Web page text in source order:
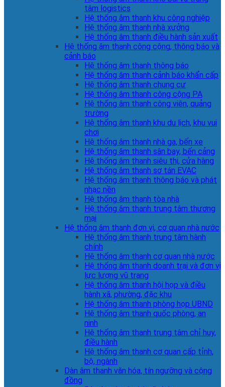
tâm logistics
Hệ thống âm thanh khu công nghiệp
Hệ thống âm thanh nhà xưởng
Hệ thống âm thanh điều hành sản xuất
Hệ thống âm thanh công cộng, thông báo và
cảnh báo
Hệ thống âm thanh thông báo
Hệ thống âm thanh cảnh báo khẩn cấp
Hệ thống âm thanh chung cư
Hệ thống âm thanh công cộng PA
Hệ thống âm thanh công viên, quảng
trường
Hệ thống âm thanh khu du lịch, khu vui
chơi
Hệ thống âm thanh nhà ga, bến xe
Hệ thống âm thanh sân bay, bến cảng
Hệ thống âm thanh siêu thị, cửa hàng
Hệ thống âm thanh sơ tán EVAC
Hệ thống âm thanh thông báo và phát
nhạc nền
Hệ thống âm thanh tòa nhà
Hệ thống âm thanh trung tâm thương
mại
Hệ thống âm thanh đơn vị, cơ quan nhà nước
Hệ thống âm thanh trung tâm hành
chính
Hệ thống âm thanh cơ quan nhà nước
Hệ thống âm thanh doanh trại và đơn vị
lực lượng vũ trang
Hệ thống âm thanh hội họp và điều
hành xã, phường, đặc khu
Hệ thống âm thanh phòng họp UBND
Hệ thống âm thanh quốc phòng, an
ninh
Hệ thống âm thanh trung tâm chỉ huy,
điều hành
Hệ thống âm thanh cơ quan cấp tỉnh,
bộ, ngành
Dàn âm thanh văn hóa, tín ngưỡng và cộng
đồng